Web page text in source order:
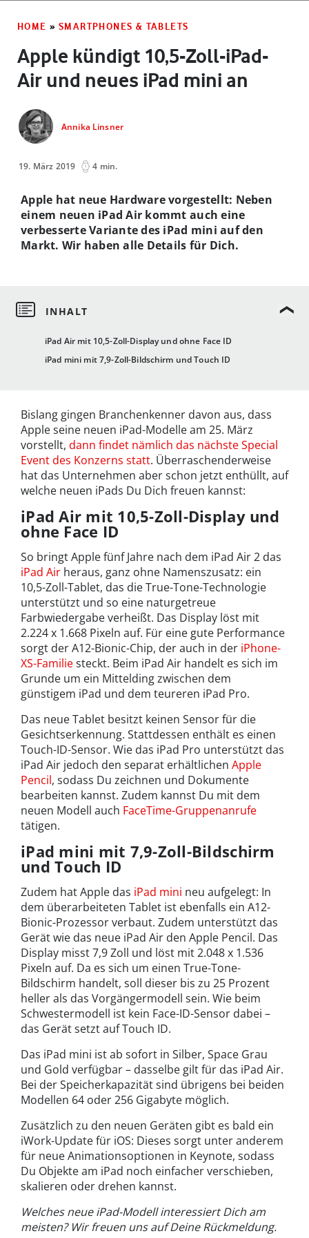
HOME » SMARTPHONES & TABLETS
Apple kündigt 10,5-Zoll-iPad-
Air und neues iPad mini an
Annika Linsner
19. März 2019 4 min.
iPad Air mit 10,5-Zoll-Display und ohne Face ID
iPad mini mit 7,9-Zoll-Bildschirm und Touch ID
Apple hat neue Hardware vorgestellt: Neben
einem neuen iPad Air kommt auch eine
verbesserte Variante des iPad mini auf den
Markt. Wir haben alle Details für Dich.
Bislang gingen Branchenkenner davon aus, dass
Apple seine neuen iPad-Modelle am 25. März
vorstellt, dann findet nämlich das nächste Special
Event des Konzerns statt. Überraschenderweise
hat das Unternehmen aber schon jetzt enthüllt, auf
welche neuen iPads Du Dich freuen kannst:
iPad Air mit 10,5-Zoll-Display und
ohne Face ID
So bringt Apple fünf Jahre nach dem iPad Air 2 das
iPad Air heraus, ganz ohne Namenszusatz: ein
10,5-Zoll-Tablet, das die True-Tone-Technologie
unterstützt und so eine naturgetreue
Farbwiedergabe verheißt. Das Display löst mit
2.224 x 1.668 Pixeln auf. Für eine gute Performance
sorgt der A12-Bionic-Chip, der auch in der iPhone-
XS-Familiesteckt. Beim iPad Air handelt es sich im
Grunde um ein Mittelding zwischen dem
günstigem iPad und dem teureren iPad Pro.
Das neue Tablet besitzt keinen Sensor für die
Gesichtserkennung. Stattdessen enthält es einen
Touch-ID-Sensor. Wie das iPad Pro unterstützt das
iPad Air jedoch den separat erhältlichen Apple
Pencil, sodass Du zeichnen und Dokumente
bearbeiten kannst. Zudem kannst Du mit dem
neuen Modell auch FaceTime-Gruppenanrufe
tätigen.
iPad mini mit 7,9-Zoll-Bildschirm
und Touch ID
Zudem hat Apple das iPad mini neu aufgelegt: In
dem überarbeiteten Tablet ist ebenfalls ein A12-
Bionic-Prozessor verbaut. Zudem unterstützt das
Gerät wie das neue iPad Air den Apple Pencil. Das
Display misst 7,9 Zoll und löst mit 2.048 x 1.536
Pixeln auf. Da es sich um einen True-Tone-
Bildschirm handelt, soll dieser bis zu 25 Prozent
heller als das Vorgängermodell sein. Wie beim
Schwestermodell ist kein Face-ID-Sensor dabei –
das Gerät setzt auf Touch ID.
Das iPad mini ist ab sofort in Silber, Space Grau
und Gold verfügbar – dasselbe gilt für das iPad Air.
Bei der Speicherkapazität sind übrigens bei beiden
Modellen 64 oder 256 Gigabyte möglich.
Zusätzlich zu den neuen Geräten gibt es bald ein
iWork-Update für iOS: Dieses sorgt unter anderem
für neue Animationsoptionen in Keynote, sodass
Du Objekte am iPad noch einfacher verschieben,
skalieren oder drehen kannst.
Welches neue iPad-Modell interessiert Dich am
meisten? Wir freuen uns auf Deine Rückmeldung.